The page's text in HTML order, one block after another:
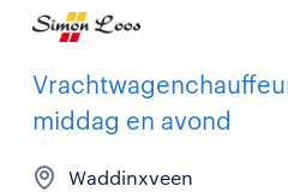
middag en avond
Waddinxveen